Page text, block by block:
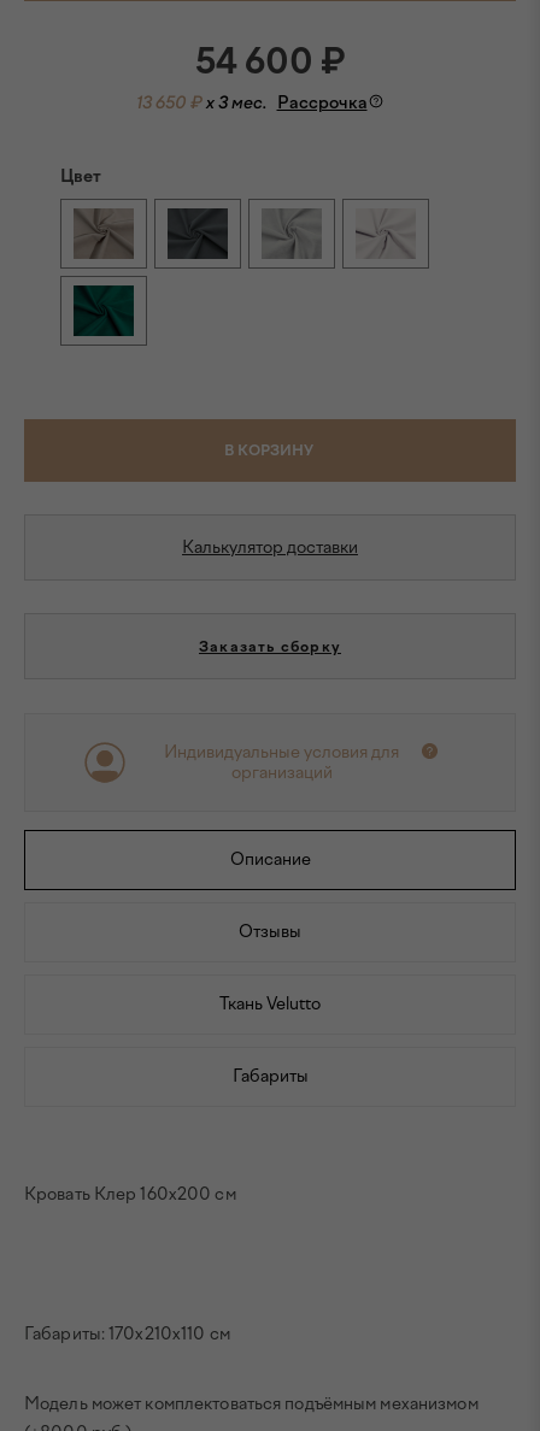
54 600 ₽
13 650 ₽ x 3 мес. Рассрочка
Цвет
В КОРЗИНУ
Калькулятор доставки
Заказать сборку
Индивидуальные условия для
организаций
Описание
Отзывы
Ткань Velutto
Габариты
Кровать Клер 160х200 см
Габариты: 170х210х110 см
Модель может комплектоваться подъёмным механизмом